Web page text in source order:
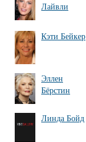
Лайвли
Кэти Бейкер
Эллен
Бёрстин
Линда Бойд